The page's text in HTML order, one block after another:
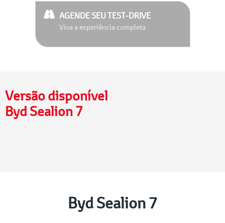
AGENDE SEU TEST-DRIVE
Viva a experiência completa
Versão disponível
Byd Sealion 7
Byd Sealion 7